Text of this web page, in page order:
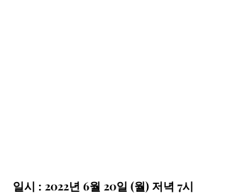
일시 : 2022년 6월 20일 (월) 저녁 7시